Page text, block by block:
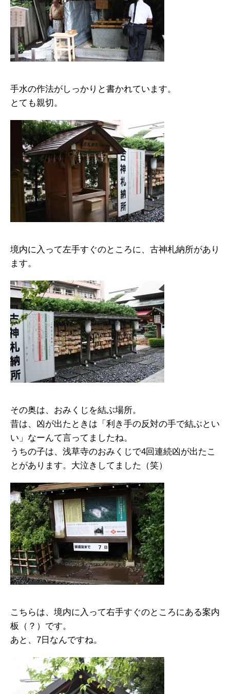
手水の作法がしっかりと書かれています。
とても親切。
境内に入って左手すぐのところに、古神札納所があり
ます。
その奥は、おみくじを結ぶ場所。
昔は、凶が出たときは「利き手の反対の手で結ぶとい
い」なーんて言ってましたね。
うちの子は、浅草寺のおみくじで4回連続凶が出たこ
とがあります。大泣きしてました（笑）
こちらは、境内に入って右手すぐのところにある案内
板（？）です。
あと、7日なんですね。